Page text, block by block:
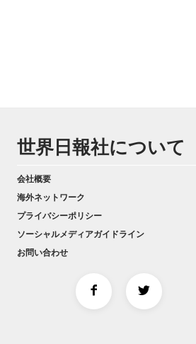
世界日報社について
会社概要
海外ネットワーク
プライバシーポリシー
ソーシャルメディアガイドライン
お問い合わせ